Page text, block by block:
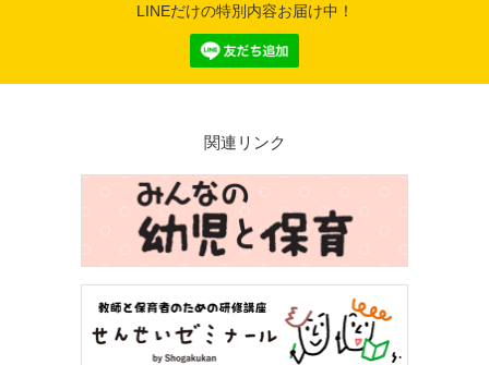
LINEだけの特別内容お届け中！
関連リンク